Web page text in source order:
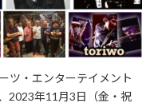
ツ・エンターテイメント
2023年11月3日（金・祝